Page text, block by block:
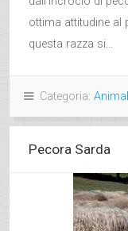
ottima attitudine al
questa razza si...
Categoria:
Pecora Sarda